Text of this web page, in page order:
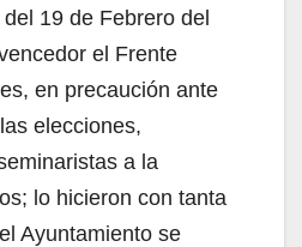
19 de Febrero del
el Frente
en precaución ante
elecciones,
a la
lo hicieron con tanta
Ayuntamiento se